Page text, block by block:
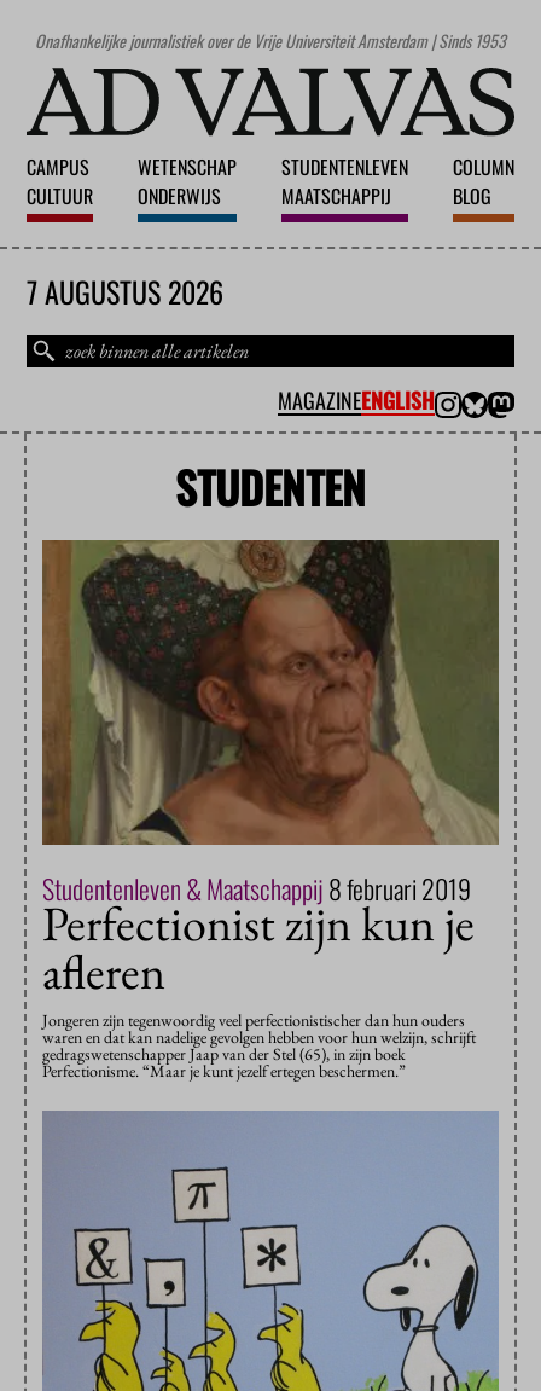
Onafhankelijke journalistiek over de Vrije Universiteit Amsterdam | Sinds 1953
CAMPUS
CULTUUR
WETENSCHAP
ONDERWIJS
STUDENTENLEVEN
MAATSCHAPPIJ
COLUMN
BLOG
7 AUGUSTUS 2026
MAGAZINEENGLISH
STUDENTEN
Studentenleven & Maatschappij8 februari 2019
Perfectionist zijn kun je
afleren
Jongeren zijn tegenwoordig veel perfectionistischer dan hun ouders
waren en dat kan nadelige gevolgen hebben voor hun welzijn, schrijft
gedragswetenschapper Jaap van der Stel (65), in zijn boek
Perfectionisme. “Maar je kunt jezelf ertegen beschermen.”